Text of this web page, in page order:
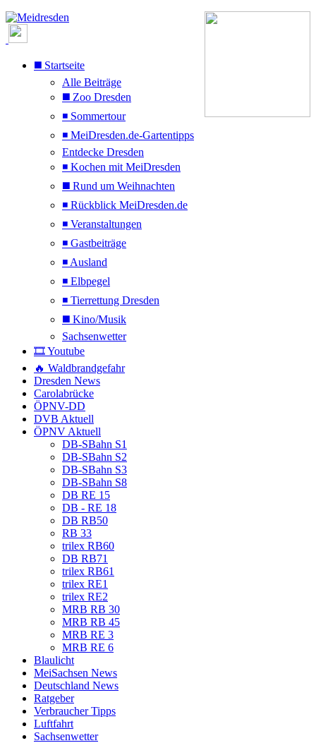
◼️ Startseite
Alle Beiträge
◼️ Zoo Dresden
◾ Sommertour
◾ MeiDresden.de-Gartentipps
Entdecke Dresden
◾ Kochen mit MeiDresden
◼️ Rund um Weihnachten
◾ Rückblick MeiDresden.de
◾ Veranstaltungen
◾ Gastbeiträge
◾ Ausland
◾ Elbpegel
◾ Tierrettung Dresden
◼️ Kino/Musik
Sachsenwetter
🎞️ Youtube
🔥 Waldbrandgefahr
Dresden News
Carolabrücke
ÖPNV-DD
DVB Aktuell
ÖPNV Aktuell
DB-SBahn S1
DB-SBahn S2
DB-SBahn S3
DB-SBahn S8
DB RE 15
DB - RE 18
DB RB50
RB 33
trilex RB60
DB RB71
trilex RB61
trilex RE1
trilex RE2
MRB RB 30
MRB RB 45
MRB RE 3
MRB RE 6
Blaulicht
MeiSachsen News
Deutschland News
Ratgeber
Verbraucher Tipps
Luftfahrt
Sachsenwetter